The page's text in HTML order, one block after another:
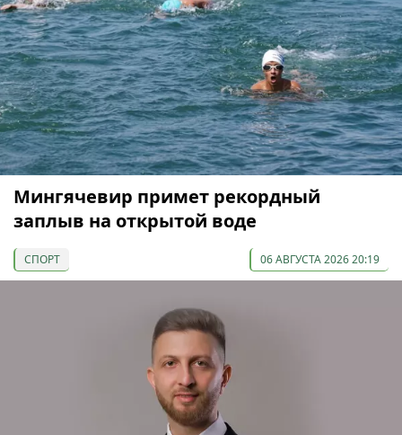
Мингячевир примет рекордный
заплыв на открытой воде
СПОРТ 06 АВГУСТА 2026 20:19